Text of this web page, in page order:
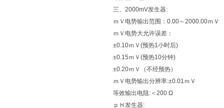
三、2000mV发生器:
ｍＶ电势输出范围：0.00～2000.00ｍＶ
ｍＶ电势大允许误差：
±0.10ｍＶ(预热1小时后)
±0.15ｍＶ(预热10分钟)
±0.20ｍＶ（不经预热）
ｍＶ电势输出分辨率:±0.01ｍＶ
等效输出电阻:＜200 Ω
ｐＨ发生器: